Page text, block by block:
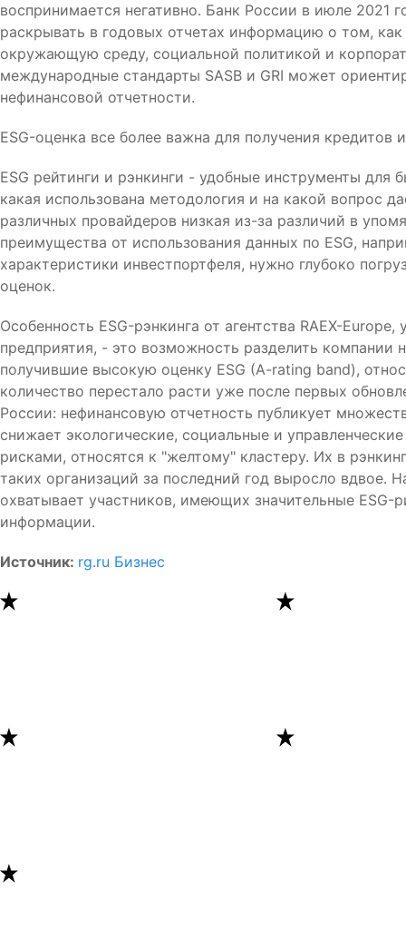
воспринимается негативно. Банк России в июле
раскрывать в годовых отчетах информацию о том,
окружающую среду, социальной политикой и
международные стандарты SASB и GRI может
нефинансовой отчетности.
ESG-оценка все более важна для получения кредитов
ESG рейтинги и рэнкинги - удобные инструменты
какая использована методология и на какой вопрос
различных провайдеров низкая из-за различий в
преимущества от использования данных по ESG,
характеристики инвестпортфеля, нужно глубоко
оценок.
Особенность ESG-рэнкинга от агентства RAEX-
предприятия, - это возможность разделить
получившие высокую оценку ESG (A-rating band),
количество перестало расти уже после первых
России: нефинансовую отчетность публикует
снижает экологические, социальные и
рисками, относятся к "желтому" кластеру. Их в
таких организаций за последний год выросло вдвое.
охватывает участников, имеющих значительные
информации.
Источник: rg.ru Бизнес